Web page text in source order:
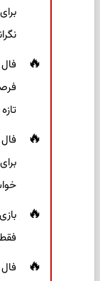
تازه
فقط ۱۵ ثانیه برای پیداکردنش